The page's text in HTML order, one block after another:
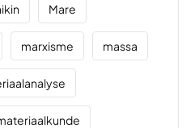
Mare
marxisme massa